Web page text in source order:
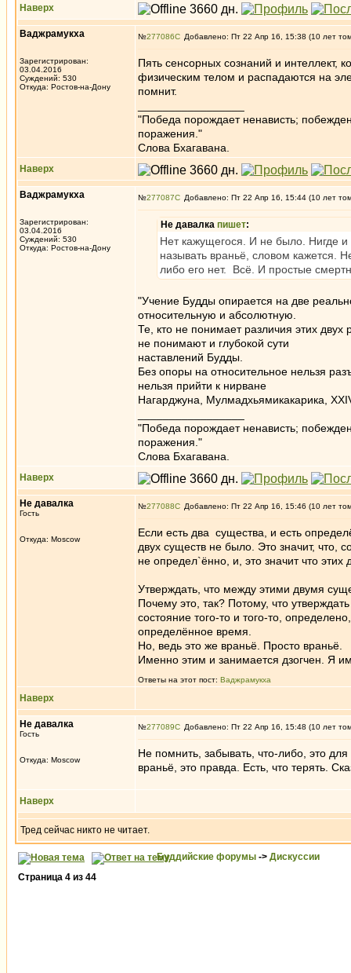
Наверх
Ваджрамукха
Зарегистрирован:
03.04.2016
Суждений: 530
Откуда: Ростов-на-Дону
№277086 Добавлено: Пт 22 Апр 16, 15:38 (10 лет
Пять сенсорных сознаний и
физическим телом и распадаются на
помнит.
"Победа порождает ненависть;
поражения."
Слова Бхагавана.
Наверх
Ваджрамукха
Зарегистрирован:
03.04.2016
Суждений: 530
Откуда: Ростов-на-Дону
№277087 Добавлено: Пт 22 Апр 16, 15:44 (10 лет
Не давалка пишет:
Нет кажущегося. И не было. Нигде и
называть враньё, словом кажется.
либо его нет. Всё. И простые
"Учение Будды опирается на две
относительную и абсолютную.
Те, кто не понимает различия этих двух
не понимают и глубокой сути
наставлений Будды.
Без опоры на относительное нельзя
нельзя прийти к нирване
Нагарджуна, Мулмадхьямикакарика,
"Победа порождает ненависть;
поражения."
Слова Бхагавана.
Наверх
Не давалка
Гость
Откуда: Moscow
№277088 Добавлено: Пт 22 Апр 16, 15:46 (10 лет
Если есть два существа, и есть
двух существ не было. Это значит, что,
не определ`ённо, и, это значит что
Утверждать, что между этими двумя
Почему это, так? Потому, что
состояние того-то и того-то,
определённое время.
Но, ведь это же враньё. Просто враньё.
Именно этим и занимается дзогчен. Я
Ответы на этот пост: Ваджрамукха
Наверх
Не давалка
Гость
Откуда: Moscow
№277089 Добавлено: Пт 22 Апр 16, 15:48 (10 лет
Не помнить, забывать, что-либо, это
враньё, это правда. Есть, что терять.
Наверх
Тред сейчас никто не читает.
Буддийские форумы -> Дискуссии
Страница 4 из 44